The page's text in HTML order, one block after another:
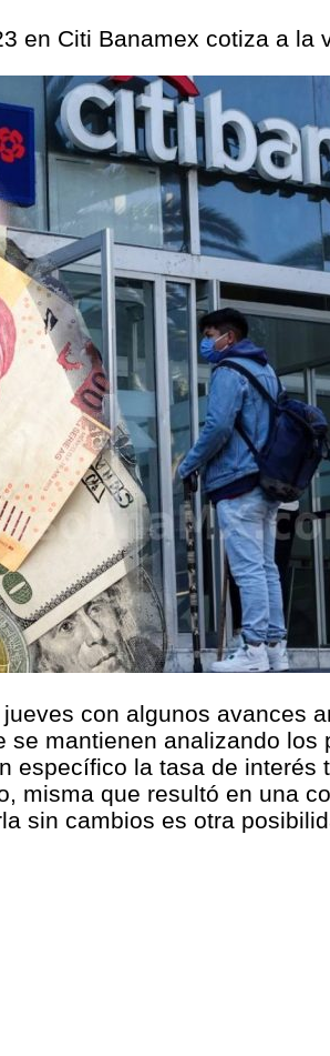
en Citi Banamex cotiza a la
con algunos avances
mantienen analizando
específico la tasa de
misma que resultó en una
sin cambios es otra